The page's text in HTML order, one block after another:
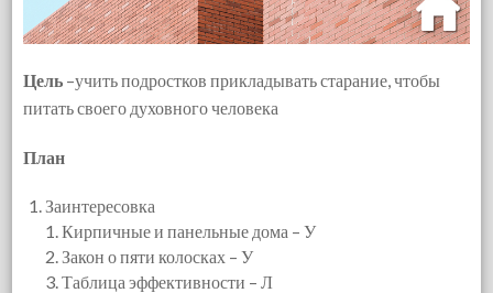
Цель –учить подростков прикладывать старание, чтобы
питать своего духовного человека
План
Заинтересовка
Кирпичные и панельные дома – У
Закон о пяти колосках – У
Таблица эффективности – Л